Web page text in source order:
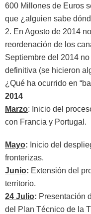
600 Millones de Euros
que ¿alguien sabe
2. En Agosto de 2014
reordenación de los
Septiembre del 2014
definitiva (se hicieron
¿Qué ha ocurrido en
2014
Marzo: Inicio del
con Francia y Portugal.
Mayo: Inicio del
fronterizas.
Junio: Extensión del
territorio.
24 Julio: Presentación
del Plan Técnico de la